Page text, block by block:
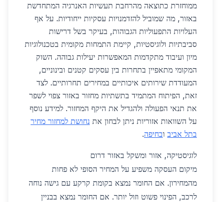
ממוחזרת כתוצאה מהרחבת תעשיות האנרגיה המתחדשת
באזור, מה שמוביל להזדמנויות עסקיות ייחודיות. על אף
העלויות התפעוליות הגבוהות, בעיקר בשל דרישות
סביבתיות ולוגיסטיות, קיימת התמחות מקומית בטכנולוגיות
מיון ועיבוד מתקדמות המאפשרות יעילות גבוהה. השוק
המקומי מתאפיין בתחרות בין עסקים קטנים ובינוניים,
המעודדת שירותים איכותיים במחירים תחרותיים. לצד
זאת, הפיתוח המתמיד בתשתיות מחזור באזור צפוי לשפר
את תנאי הפעולה ולהגדיל את היקף המחזור. למידע נוסף
על השוואות אזוריות ניתן לבחון את נחושת למחזור מחיר
בתל אביב ובחיפה.
לוגיסטיקה, אזור ומשקל באזור דרום
מיקום העסקה משפיע על המחיר הסופי לא פחות
מהמחירון. אם החומר נמצא בקומת קרקע עם גישה נוחה
לרכב, הפינוי פשוט וזול יותר. אם החומר נמצא בבניין